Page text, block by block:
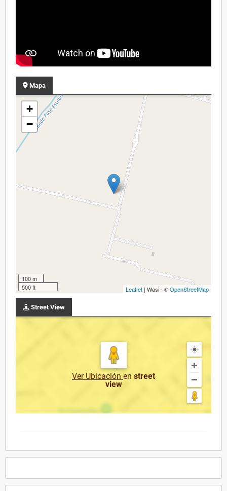
Mapa
+
−
100 m
500 ft
Leaflet | Wasi - ©OpenStreetMap
Street View
Ver Ubicación en street
view